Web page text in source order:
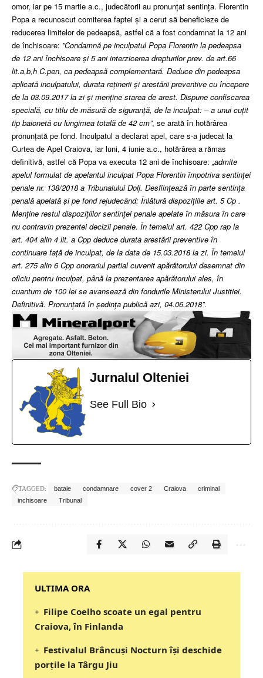
omor, iar pe 15 martie a.c., judecătorii au pronunţat sentinţa. Florentin
Popa a recunoscut comiterea faptei şi a cerut să beneficieze de
reducerea limitelor de pedeapsă, astfel că a fost condamnat la 12 ani
de închisoare: ”Condamnă pe inculpatul Popa Florentin la pedeapsa
de 12 ani închisoare şi 5 ani interzicerea drepturilor prev. de art.66
lit.a,b,h C.pen, ca pedeapsă complementară. Deduce din pedeapsa
aplicată inculpatului, durata reţinerii şi arestării preventive cu începere
de la 03.09.2017 la zi şi menţine starea de arest. Dispune confiscarea
specială, cu titlu de măsură de siguranţă, de la inculpat: – a unui cuţit
tip baionetă cu lungimea totală de 42 cm”, se arată în hotărârea
pronunțată pe fond. Inculpatul a declarat apel, care s-a judecat la
Curtea de Apel Craiova, iar luni, 4 iunie a.c., hotărârea a rămas
definitivă, astfel că Popa va executa 12 ani de închisoare: „admite
apelul formulat de apelantul inculpat Popa Florentin împotriva sentinţei
penale nr. 138/2018 a Tribunalului Dolj. Desființează în parte sentinţa
penală apelată și pe fond rejudecând: Înlătură dispozițiile art. 5 Cp .
Menţine restul dispoziţiilor sentinţei penale apelate în măsura în care
nu contravin prezentei decizii penale. În temeiul art. 422 Cpp rap la
art. 404 alin 4 lit. a Cpp deduce durata arestării preventive în
continuare față de inculpat, de la data de 15.03.2018 la zi. În temeiul
art. 275 alin 6 Cpp onorariul partial cuvenit apărătorului desemnat din
oficiu pentru inculpat, până la prezentarea apărătorului ales, în
cuantum de 100 lei se avansează din fondurile Ministerului Justitiei.
Definitivă. Pronunţată în ședinţa publică azi, 04.06.2018”.
Jurnalul Olteniei
See Full Bio
TAGGED: bataie condamnare cover 2 Craiova
criminal
inchisoare
Tribunal
‎‎‎‎‎‎‎ULTIMA ORA
Filipe Coelho scoate un egal pentru
Craiova, în Finlanda
Festivalul Brâncuși Nocturn își deschide
porțile la Târgu Jiu